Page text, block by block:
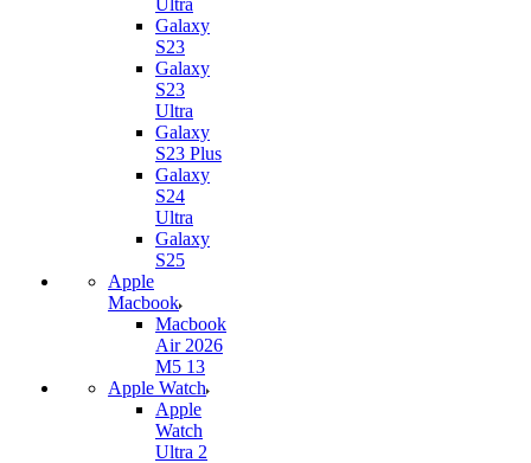
Ultra
Galaxy
S23
Galaxy
S23
Ultra
Galaxy
S23 Plus
Galaxy
S24
Ultra
Galaxy
S25
Apple
Macbook
Macbook
Air 2026
M5 13
Apple Watch
Apple
Watch
Ultra 2